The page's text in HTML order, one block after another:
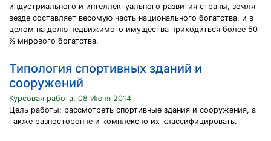
индустриального и интеллектуального развития страны, земля
везде составляет весомую часть национального богатства, и в
целом на долю недвижимого имущества приходиться более 50
% мирового богатства.
Типология спортивных зданий и
сооружений
Курсовая работа, 08 Июня 2014
Цель работы: рассмотреть спортивные здания и сооружения, а
также разносторонне и комплексно их классифицировать.